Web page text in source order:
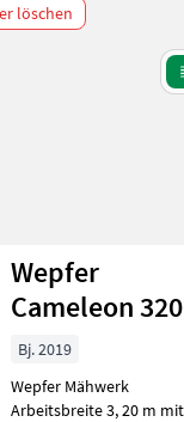
löschen
Land
1
Ergebnisse
anzeigen
Wepfer
Cameleon 320
Bj. 2019
Wepfer Mähwerk
Arbeitsbreite 3, 20 m mit